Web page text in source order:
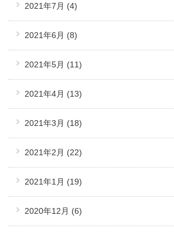
2021年7月 (4)
2021年6月 (8)
2021年5月 (11)
2021年4月 (13)
2021年3月 (18)
2021年2月 (22)
2021年1月 (19)
2020年12月 (6)